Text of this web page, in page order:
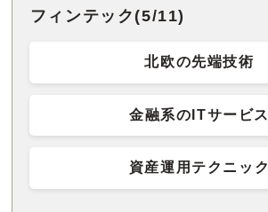
フィンテック(5/11)
北欧の先端技術
金融系のITサービス
資産運用テクニック